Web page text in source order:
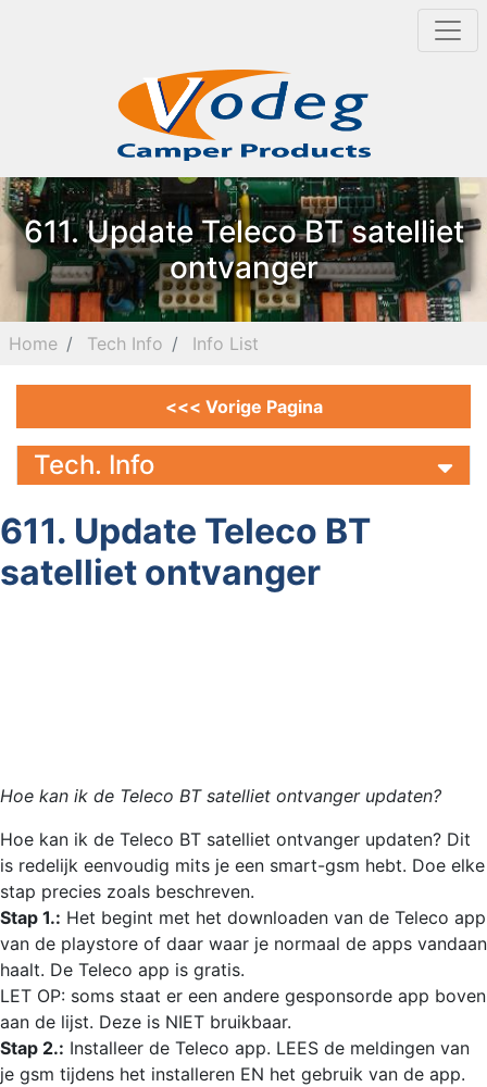
611. Update Teleco BT satelliet
ontvanger
Home Tech Info Info List
<<< Vorige Pagina
Tech. Info
611. Update Teleco BT
satelliet ontvanger
Hoe kan ik de Teleco BT satelliet ontvanger updaten?
Hoe kan ik de Teleco BT satelliet ontvanger updaten? Dit
is redelijk eenvoudig mits je een smart-gsm hebt. Doe elke
stap precies zoals beschreven.
Stap 1.: Het begint met het downloaden van de Teleco app
van de playstore of daar waar je normaal de apps vandaan
haalt. De Teleco app is gratis.
LET OP: soms staat er een andere gesponsorde app boven
aan de lijst. Deze is NIET bruikbaar.
Stap 2.: Installeer de Teleco app. LEES de meldingen van
je gsm tijdens het installeren EN het gebruik van de app.